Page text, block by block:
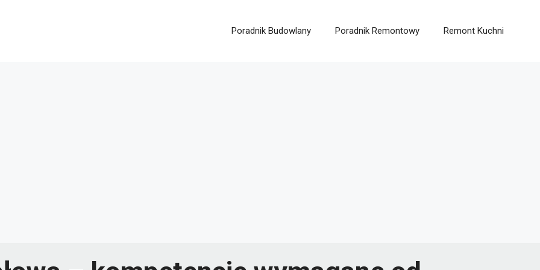
Poradnik Budowlany Poradnik Remontowy Remont Kuchni